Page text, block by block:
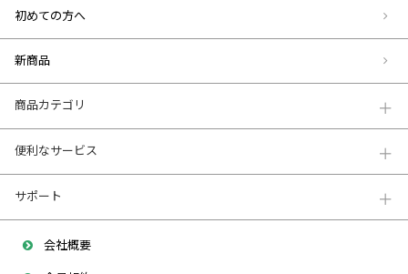
初めての方へ
新商品
商品カテゴリ
便利なサービス
サポート
会社概要